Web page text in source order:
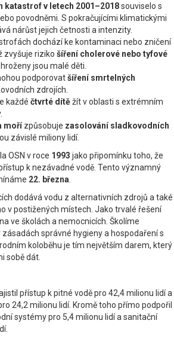
katastrof v letech 2001–2018souviselo s
povodněmi. S pokračujícími klimatickými
nárůst jejich četnosti a intenzity.
dochází ke kontaminaci nebo zničení
zvyšuje riziko šíření cholerové nebo tyfové
jsou malé děti.
podporovatšíření smrtelných
zdrojích.
každé čtvrté dítěžít v oblasti s extrémním
mořízpůsobuje zasolování sladkovodních
závislé miliony lidí.
OSN v roce 1993 jako připomínku toho, že
k nezávadné vodě. Tento významný
22. března
dodává vodu z alternativních zdrojů a také
v postižených místech. Jako trvalé řešení
ve školách a nemocnicích. Školíme
správné hygieny a hospodaření s
koloběhu je tím největším darem, který
sobě dát.
přístup k pitné vodě pro 42,4 milionu lidí a
24,2 milionu lidí. Kromě toho přímo podpořil
systémy pro 5,4 milionu lidí a sanitační